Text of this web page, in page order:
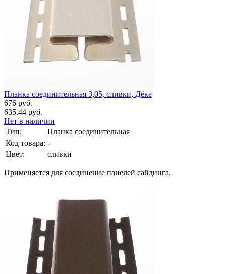
Планка соединительная 3,05, сливки, Дёке
676 руб.
635.44 руб.
Нет в наличии
Тип:
Планка соединительная
Код товара: -
Цвет:
сливки
Применяется для соединение панелей сайдинга.